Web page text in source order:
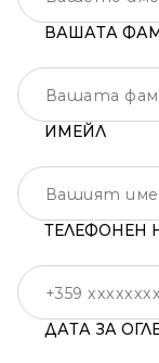
ВАШАТА
ИМЕЙЛ
ТЕЛЕФОНЕН
ДАТА ЗА